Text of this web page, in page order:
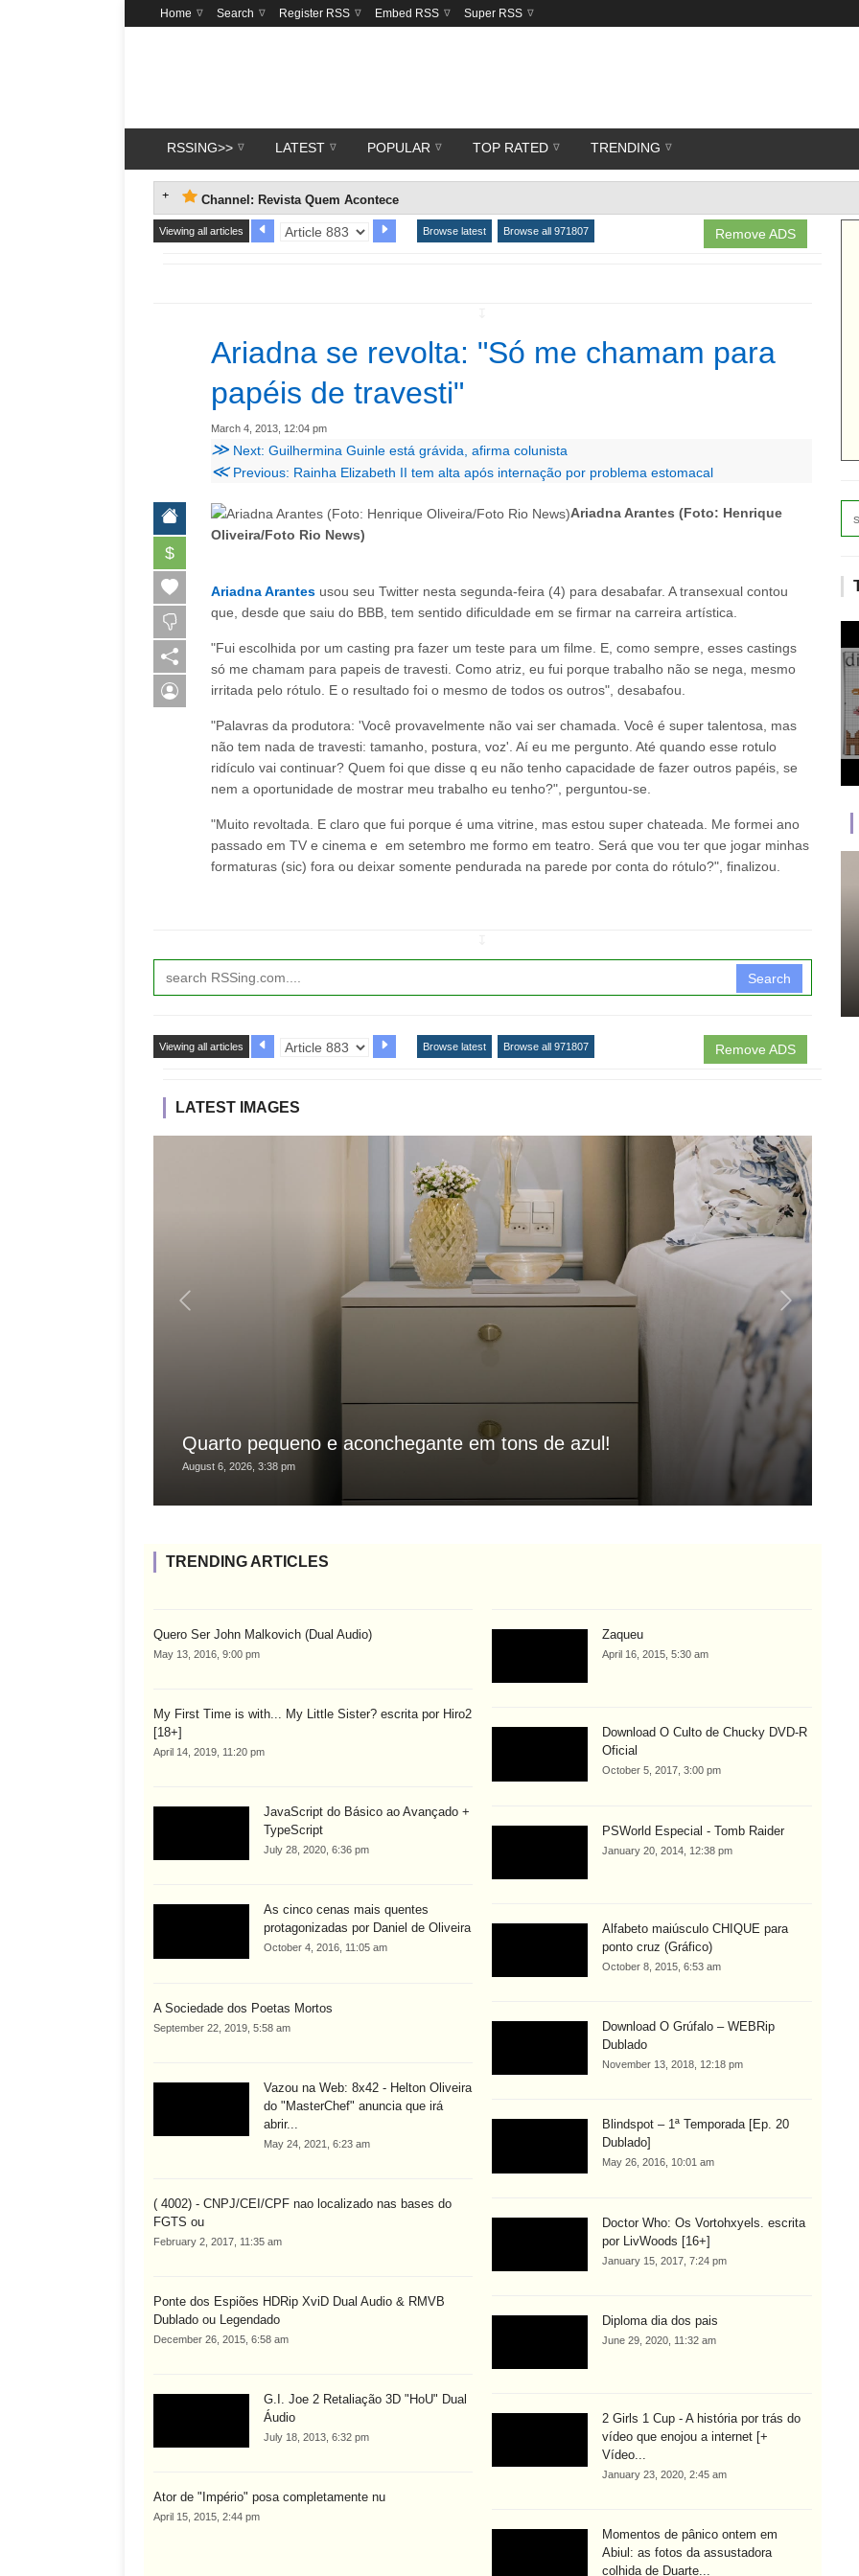
Home Search Register RSS Embed RSS Super RSS
RSSING>> LATEST POPULAR TOP RATED TRENDING
Channel: Revista Quem Acontece
Remove ADS
Viewing all articles Browse latest Browse all 971807
Ariadna se revolta: "Só me chamam para
papéis de travesti"
March 4, 2013, 12:04 pm
≫ Next: Guilhermina Guinle está grávida, afirma colunista
≪Previous: Rainha Elizabeth II tem alta após internação por problema estomacal
$
Ariadna Arantes (Foto: Henrique
Oliveira/Foto Rio News)
Ariadna Arantes usou seu Twitter nesta segunda-feira (4) para desabafar. A transexual contou
que, desde que saiu do BBB, tem sentido dificuldade em se firmar na carreira artística.
"Fui escolhida por um casting pra fazer um teste para um filme. E, como sempre, esses castings
só me chamam para papeis de travesti. Como atriz, eu fui porque trabalho não se nega, mesmo
irritada pelo rótulo. E o resultado foi o mesmo de todos os outros", desabafou.
"Palavras da produtora: 'Você provavelmente não vai ser chamada. Você é super talentosa, mas
não tem nada de travesti: tamanho, postura, voz'. Aí eu me pergunto. Até quando esse rotulo
ridículo vai continuar? Quem foi que disse q eu não tenho capacidade de fazer outros papéis, se
nem a oportunidade de mostrar meu trabalho eu tenho?", perguntou-se.
"Muito revoltada. E claro que fui porque é uma vitrine, mas estou super chateada. Me formei ano
passado em TV e cinema e em setembro me formo em teatro. Será que vou ter que jogar minhas
formaturas (sic) fora ou deixar somente pendurada na parede por conta do rótulo?", finalizou.
Search
Remove ADS
Viewing all articles Browse latest Browse all 971807
LATEST IMAGES
Quarto pequeno e aconchegante em tons de azul!
August 6, 2026, 3:38 pm
TRENDING ARTICLES
Quero Ser John Malkovich (Dual Audio)
May 13, 2016, 9:00 pm
My First Time is with... My Little Sister? escrita por Hiro2
[18+]
April 14, 2019, 11:20 pm
JavaScript do Básico ao Avançado +
TypeScript
July 28, 2020, 6:36 pm
As cinco cenas mais quentes
protagonizadas por Daniel de Oliveira
October 4, 2016, 11:05 am
A Sociedade dos Poetas Mortos
September 22, 2019, 5:58 am
Vazou na Web: 8x42 - Helton Oliveira
do "MasterChef" anuncia que irá
abrir...
May 24, 2021, 6:23 am
( 4002) - CNPJ/CEI/CPF nao localizado nas bases do
FGTS ou
February 2, 2017, 11:35 am
Ponte dos Espiões HDRip XviD Dual Audio & RMVB
Dublado ou Legendado
December 26, 2015, 6:58 am
G.I. Joe 2 Retaliação 3D "HoU" Dual
Áudio
July 18, 2013, 6:32 pm
Ator de "Império" posa completamente nu
April 15, 2015, 2:44 pm
Zaqueu
April 16, 2015, 5:30 am
Download O Culto de Chucky DVD-R
Oficial
October 5, 2017, 3:00 pm
PSWorld Especial - Tomb Raider
January 20, 2014, 12:38 pm
Alfabeto maiúsculo CHIQUE para
ponto cruz (Gráfico)
October 8, 2015, 6:53 am
Download O Grúfalo – WEBRip
Dublado
November 13, 2018, 12:18 pm
Blindspot – 1ª Temporada [Ep. 20
Dublado]
May 26, 2016, 10:01 am
Doctor Who: Os Vortohxyels. escrita
por LivWoods [16+]
January 15, 2017, 7:24 pm
Diploma dia dos pais
June 29, 2020, 11:32 am
2 Girls 1 Cup - A história por trás do
vídeo que enojou a internet [+
Vídeo...
January 23, 2020, 2:45 am
Momentos de pânico ontem em
Abiul: as fotos da assustadora
colhida de Duarte...